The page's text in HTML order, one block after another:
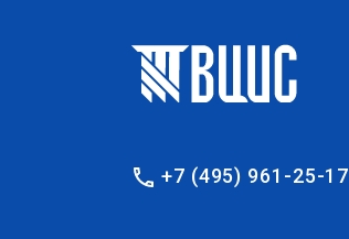
+7 (495) 961-25-17